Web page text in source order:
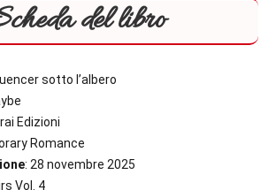
del libro
sotto l’albero
Edizioni
Romance
: 28 novembre 2025
Vol. 4